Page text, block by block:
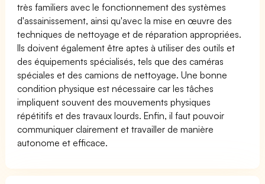
très familiers avec le fonctionnement des systèmes
d'assainissement, ainsi qu'avec la mise en œuvre des
techniques de nettoyage et de réparation appropriées.
Ils doivent également être aptes à utiliser des outils et
des équipements spécialisés, tels que des caméras
spéciales et des camions de nettoyage. Une bonne
condition physique est nécessaire car les tâches
impliquent souvent des mouvements physiques
répétitifs et des travaux lourds. Enfin, il faut pouvoir
communiquer clairement et travailler de manière
autonome et efficace.